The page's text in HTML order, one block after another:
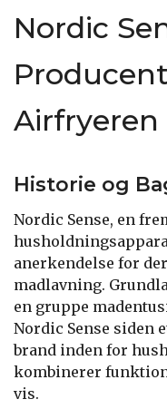
Nordic
Airfryeren
Historie og
Nordic Sense, en
anerkendelse for
madlavning.
en gruppe
Nordic Sense siden
brand inden for
kombinerer
vis.